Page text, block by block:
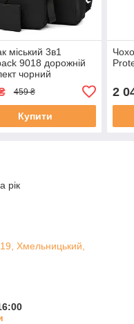
міський 3в1
9018 дорожній
чорний
459 ₴
Купити
2
рік
Хмельницький,